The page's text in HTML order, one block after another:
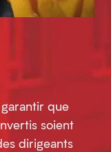
que
soient
dirigeants